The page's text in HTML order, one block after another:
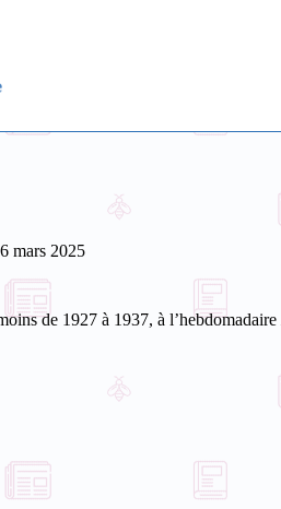
mars 2025
de 1927 à 1937, à l’hebdomadaire